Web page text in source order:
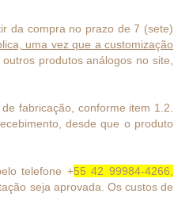
da compra no prazo de 7 (sete)
uma vez que a customização
produtos análogos no site,
fabricação, conforme item 1.2.
desde que o produto
telefone +55 42 99984-4266,
seja aprovada. Os custos de